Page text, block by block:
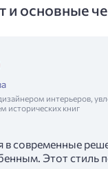
и основные
интерьеров,
исторических книг
в современные
Этот стиль